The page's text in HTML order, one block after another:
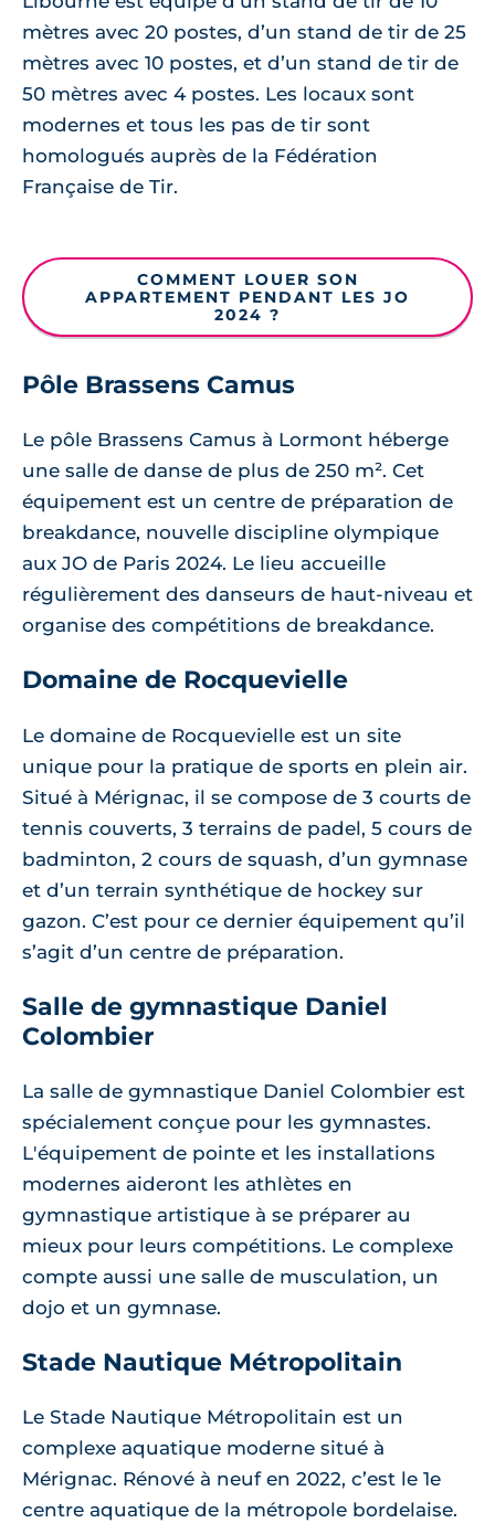
mètres avec 20 postes, d’un stand de tir de 25
mètres avec 10 postes, et d’un stand de tir de
50 mètres avec 4 postes. Les locaux sont
modernes et tous les pas de tir sont
homologués auprès de la Fédération
Française de Tir.
COMMENT LOUER SON
APPARTEMENT PENDANT LES JO
2024 ?
Pôle Brassens Camus
Le pôle Brassens Camus à Lormont héberge
une salle de danse de plus de 250 m². Cet
équipement est un centre de préparation de
breakdance, nouvelle discipline olympique
aux JO de Paris 2024. Le lieu accueille
régulièrement des danseurs de haut-niveau et
organise des compétitions de breakdance.
Domaine de Rocquevielle
Le domaine de Rocquevielle est un site
unique pour la pratique de sports en plein air.
Situé à Mérignac, il se compose de 3 courts de
tennis couverts, 3 terrains de padel, 5 cours de
badminton, 2 cours de squash, d’un gymnase
et d’un terrain synthétique de hockey sur
gazon. C’est pour ce dernier équipement qu’il
s’agit d’un centre de préparation.
Salle de gymnastique Daniel
Colombier
La salle de gymnastique Daniel Colombier est
spécialement conçue pour les gymnastes.
L'équipement de pointe et les installations
modernes aideront les athlètes en
gymnastique artistique à se préparer au
mieux pour leurs compétitions. Le complexe
compte aussi une salle de musculation, un
dojo et un gymnase.
Stade Nautique Métropolitain
Le Stade Nautique Métropolitain est un
complexe aquatique moderne situé à
Mérignac. Rénové à neuf en 2022, c’est le 1e
centre aquatique de la métropole bordelaise.